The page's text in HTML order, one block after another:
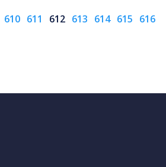
610 611 612 613 614 615 616